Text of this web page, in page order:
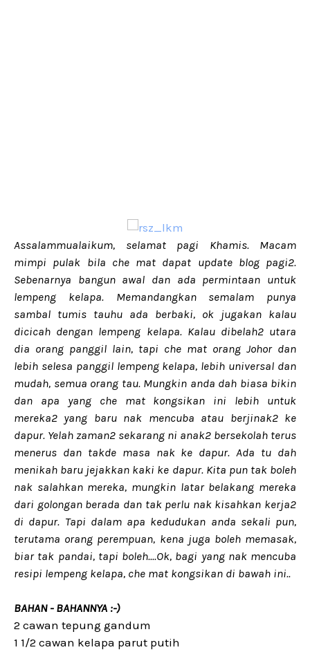
Assalammualaikum, selamat pagi Khamis. Macam
mimpi pulak bila che mat dapat update blog pagi2.
Sebenarnya bangun awal dan ada permintaan untuk
lempeng kelapa. Memandangkan semalam punya
sambal tumis tauhu ada berbaki, ok jugakan kalau
dicicah dengan lempeng kelapa. Kalau dibelah2 utara
dia orang panggil lain, tapi che mat orang Johor dan
lebih selesa panggil lempeng kelapa, lebih universal dan
mudah, semua orang tau. Mungkin anda dah biasa bikin
dan apa yang che mat kongsikan ini lebih untuk
mereka2 yang baru nak mencuba atau berjinak2 ke
dapur. Yelah zaman2 sekarang ni anak2 bersekolah terus
menerus dan takde masa nak ke dapur. Ada tu dah
menikah baru jejakkan kaki ke dapur. Kita pun tak boleh
nak salahkan mereka, mungkin latar belakang mereka
dari golongan berada dan tak perlu nak kisahkan kerja2
di dapur. Tapi dalam apa kedudukan anda sekali pun,
terutama orang perempuan, kena juga boleh memasak,
biar tak pandai, tapi boleh....Ok, bagi yang nak mencuba
resipi lempeng kelapa, che mat kongsikan di bawah ini..
BAHAN - BAHANNYA :-)
2 cawan tepung gandum
1 1/2 cawan kelapa parut putih